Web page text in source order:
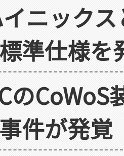
ニック
準仕様を
の
件が発覚